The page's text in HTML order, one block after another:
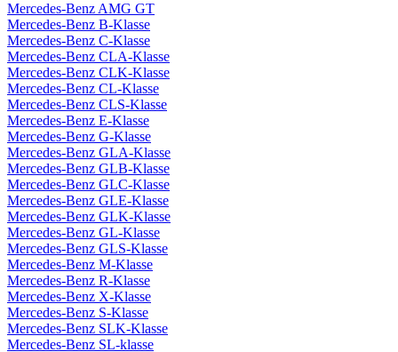
Mercedes-Benz AMG GT
Mercedes-Benz B-Klasse
Mercedes-Benz C-Klasse
Mercedes-Benz CLA-Klasse
Mercedes-Benz CLK-Klasse
Mercedes-Benz CL-Klasse
Mercedes-Benz CLS-Klasse
Mercedes-Benz E-Klasse
Mercedes-Benz G-Klasse
Mercedes-Benz GLA-Klasse
Mercedes-Benz GLB-Klasse
Mercedes-Benz GLC-Klasse
Mercedes-Benz GLE-Klasse
Mercedes-Benz GLK-Klasse
Mercedes-Benz GL-Klasse
Mercedes-Benz GLS-Klasse
Mercedes-Benz M-Klasse
Mercedes-Benz R-Klasse
Mercedes-Benz X-Klasse
Mercedes-Benz S-Klasse
Mercedes-Benz SLK-Klasse
Mercedes-Benz SL-klasse